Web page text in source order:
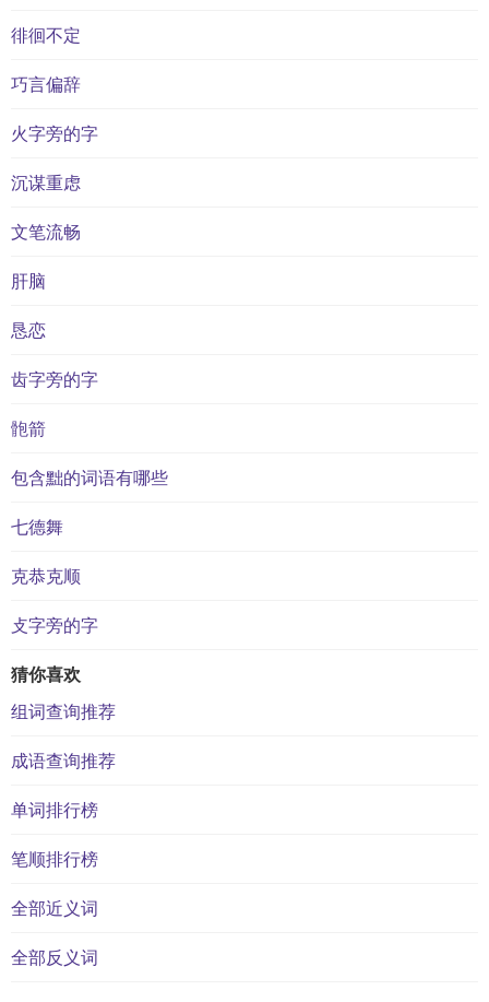
徘徊不定
巧言偏辞
火字旁的字
沉谋重虑
文笔流畅
肝脑
恳恋
齿字旁的字
骲箭
包含黜的词语有哪些
七德舞
克恭克顺
攴字旁的字
猜你喜欢
组词查询推荐
成语查询推荐
单词排行榜
笔顺排行榜
全部近义词
全部反义词